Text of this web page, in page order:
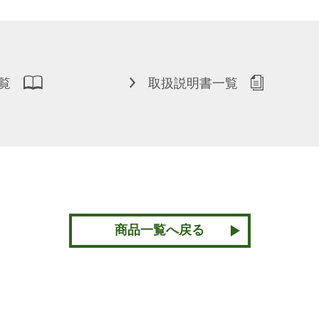
取扱説明書一覧
商品一覧へ戻る